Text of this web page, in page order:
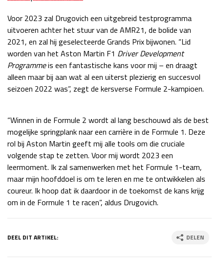
Voor 2023 zal Drugovich een uitgebreid testprogramma
uitvoeren achter het stuur van de AMR21, de bolide van
2021, en zal hij geselecteerde Grands Prix bijwonen. “Lid
worden van het Aston Martin F1 Driver Development
Programmeis een fantastische kans voor mij – en draagt
alleen maar bij aan wat al een uiterst plezierig en succesvol
seizoen 2022 was”, zegt de kersverse Formule 2-kampioen.
“Winnen in de Formule 2 wordt al lang beschouwd als de best
mogelijke springplank naar een carrière in de Formule 1. Deze
rol bij Aston Martin geeft mij alle tools om die cruciale
volgende stap te zetten. Voor mij wordt 2023 een
leermoment. Ik zal samenwerken met het Formule 1-team,
maar mijn hoofddoel is om te leren en me te ontwikkelen als
coureur. Ik hoop dat ik daardoor in de toekomst de kans krijg
om in de Formule 1 te racen”, aldus Drugovich.
DEEL DIT ARTIKEL: DELEN